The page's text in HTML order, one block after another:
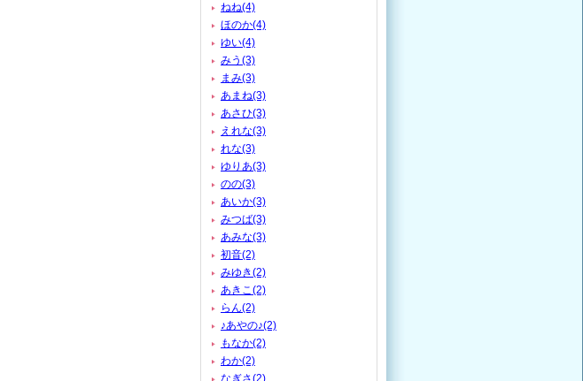
ねね(4)
ほのか(4)
ゆい(4)
みう(3)
まみ(3)
あまね(3)
あさひ(3)
えれな(3)
れな(3)
ゆりあ(3)
のの(3)
あいか(3)
みつば(3)
あみな(3)
初音(2)
みゆき(2)
あきこ(2)
らん(2)
♪あやの♪(2)
もなか(2)
わか(2)
なぎさ(2)